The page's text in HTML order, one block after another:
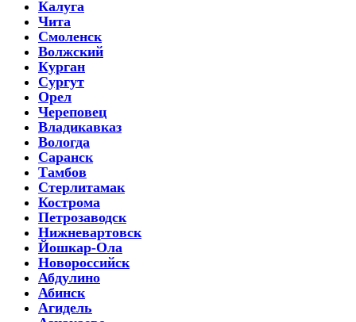
Калуга
Чита
Смоленск
Волжский
Курган
Сургут
Орел
Череповец
Владикавказ
Вологда
Саранск
Тамбов
Стерлитамак
Кострома
Петрозаводск
Нижневартовск
Йошкар-Ола
Новороссийск
Абдулино
Абинск
Агидель